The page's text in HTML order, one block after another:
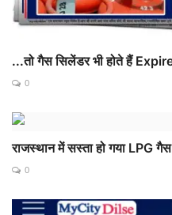
...तो गैस सिलेंडर भी होते हैं
0
राजस्थान में सस्ता हो गया LPG
0